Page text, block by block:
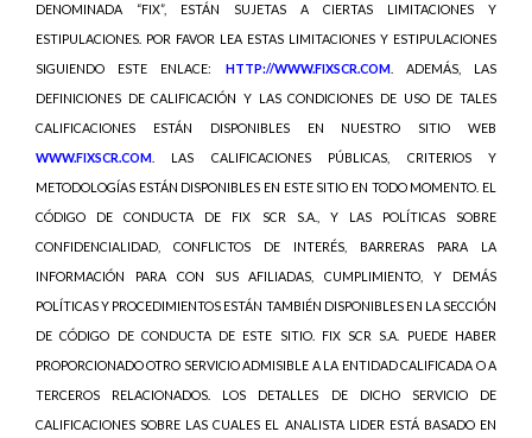
DENOMINADA “FIX”, ESTÁN SUJETAS A CIERTAS LIMITACIONES Y
ESTIPULACIONES. POR FAVOR LEA ESTAS LIMITACIONES Y ESTIPULACIONES
SIGUIENDO ESTE ENLACE: HTTP://WWW.FIXSCR.COM . ADEMÁS, LAS
DEFINICIONES DE CALIFICACIÓN Y LAS CONDICIONES DE USO DE TALES
CALIFICACIONES ESTÁN DISPONIBLES EN NUESTRO SITIO WEB
WWW.FIXSCR.COM . LAS CALIFICACIONES PÚBLICAS, CRITERIOS Y
METODOLOGÍAS ESTÁN DISPONIBLES EN ESTE SITIO EN TODO MOMENTO. EL
CÓDIGO DE CONDUCTA DE FIX SCR S.A., Y LAS POLÍTICAS SOBRE
CONFIDENCIALIDAD, CONFLICTOS DE INTERÉS, BARRERAS PARA LA
INFORMACIÓN PARA CON SUS AFILIADAS, CUMPLIMIENTO, Y DEMÁS
POLÍTICAS Y PROCEDIMIENTOS ESTÁN TAMBIÉN DISPONIBLES EN LA SECCIÓN
DE CÓDIGO DE CONDUCTA DE ESTE SITIO. FIX SCR S.A. PUEDE HABER
PROPORCIONADO OTRO SERVICIO ADMISIBLE A LA ENTIDAD CALIFICADA O A
TERCEROS RELACIONADOS. LOS DETALLES DE DICHO SERVICIO DE
CALIFICACIONES SOBRE LAS CUALES EL ANALISTA LIDER ESTÁ BASADO EN